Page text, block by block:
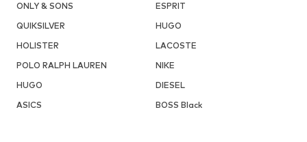
ONLY & SONS
ESPRIT
QUIKSILVER
HUGO
HOLISTER
LACOSTE
POLO RALPH LAUREN
NIKE
HUGO
DIESEL
ASICS
BOSS Black